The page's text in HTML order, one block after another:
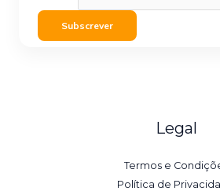
Subscrever
Legal
Termos e
Política de